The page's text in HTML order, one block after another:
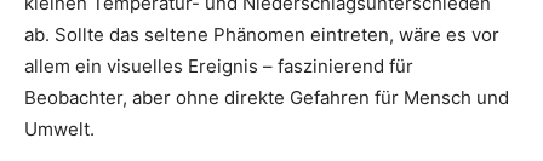
ab. Sollte das seltene Phänomen eintreten, wäre es vor
allem ein visuelles Ereignis – faszinierend für
Beobachter, aber ohne direkte Gefahren für Mensch und
Umwelt.